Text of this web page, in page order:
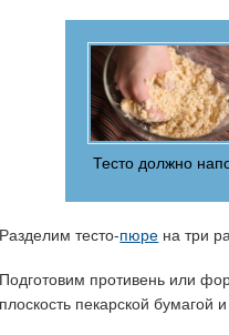
Тесто должно
Разделим тесто-пюре на три
Подготовим противень или
плоскость пекарской